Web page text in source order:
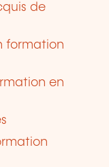
de
formation
en